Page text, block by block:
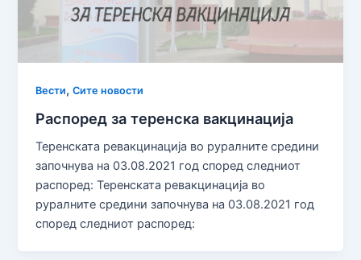
Вести,Сите новости
Распоред за теренска вакцинација
Теренската ревакцинација во руралните средини
започнува на 03.08.2021 год според следниот
распоред: Теренската ревакцинација во
руралните средини започнува на 03.08.2021 год
според следниот распоред: